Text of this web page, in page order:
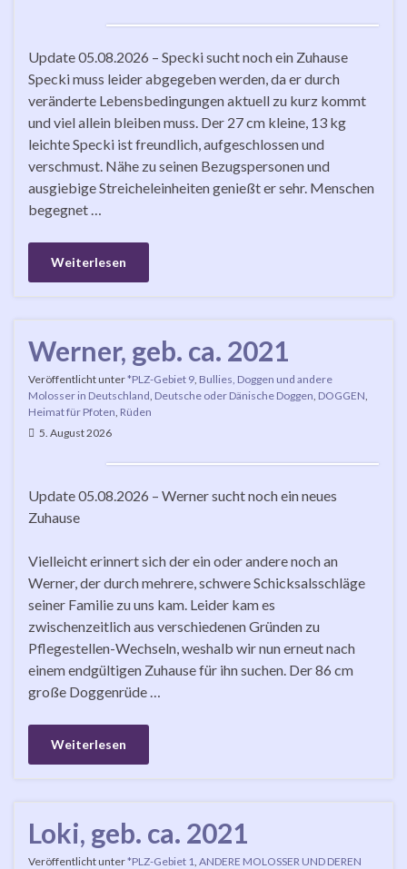
Update 05.08.2026 – Specki sucht noch ein Zuhause
Specki muss leider abgegeben werden, da er durch
veränderte Lebensbedingungen aktuell zu kurz kommt
und viel allein bleiben muss. Der 27 cm kleine, 13 kg
leichte Specki ist freundlich, aufgeschlossen und
verschmust. Nähe zu seinen Bezugspersonen und
ausgiebige Streicheleinheiten genießt er sehr. Menschen
begegnet …
Weiterlesen
Werner, geb. ca. 2021
Veröffentlicht unter*PLZ-Gebiet 9 Bullies, Doggen und andere
Molosser in Deutschland Deutsche oder Dänische Doggen DOGGEN
Heimat für Pfoten Rüden
5. August 2026
Update 05.08.2026 – Werner sucht noch ein neues
Zuhause
Vielleicht erinnert sich der ein oder andere noch an
Werner, der durch mehrere, schwere Schicksalsschläge
seiner Familie zu uns kam. Leider kam es
zwischenzeitlich aus verschiedenen Gründen zu
Pflegestellen-Wechseln, weshalb wir nun erneut nach
einem endgültigen Zuhause für ihn suchen. Der 86 cm
große Doggenrüde …
Weiterlesen
Loki, geb. ca. 2021
Veröffentlicht unter*PLZ-Gebiet 1 ANDERE MOLOSSER UND DEREN